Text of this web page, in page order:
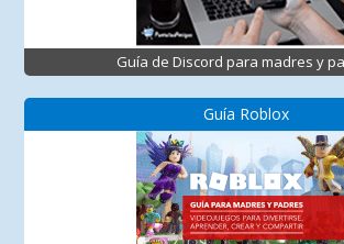
Guía de Discord para madres y
Guía Roblox